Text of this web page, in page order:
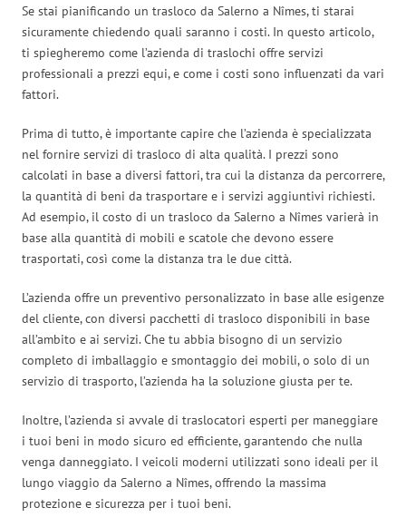
Se stai pianificando un trasloco da Salerno a Nîmes, ti starai
sicuramente chiedendo quali saranno i costi. In questo articolo,
ti spiegheremo come l’azienda di traslochi offre servizi
professionali a prezzi equi, e come i costi sono influenzati da vari
fattori.
Prima di tutto, è importante capire che l’azienda è specializzata
nel fornire servizi di trasloco di alta qualità. I prezzi sono
calcolati in base a diversi fattori, tra cui la distanza da percorrere,
la quantità di beni da trasportare e i servizi aggiuntivi richiesti.
Ad esempio, il costo di un trasloco da Salerno a Nîmes varierà in
base alla quantità di mobili e scatole che devono essere
trasportati, così come la distanza tra le due città.
L’azienda offre un preventivo personalizzato in base alle esigenze
del cliente, con diversi pacchetti di trasloco disponibili in base
all’ambito e ai servizi. Che tu abbia bisogno di un servizio
completo di imballaggio e smontaggio dei mobili, o solo di un
servizio di trasporto, l’azienda ha la soluzione giusta per te.
Inoltre, l’azienda si avvale di traslocatori esperti per maneggiare
i tuoi beni in modo sicuro ed efficiente, garantendo che nulla
venga danneggiato. I veicoli moderni utilizzati sono ideali per il
lungo viaggio da Salerno a Nîmes, offrendo la massima
protezione e sicurezza per i tuoi beni.